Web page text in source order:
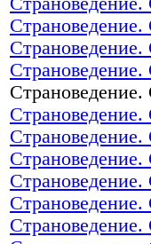
Страноведение.
Страноведение.
Страноведение.
Страноведение.